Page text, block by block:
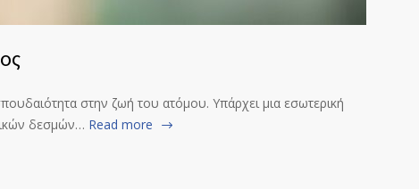
στην ζωή του ατόμου. Υπάρχει μια εσωτερική
δεσμών… Read more